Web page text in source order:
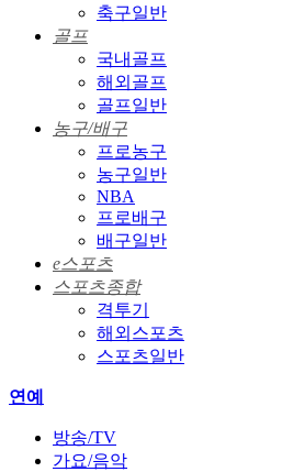
축구일반
골프
국내골프
해외골프
골프일반
농구/배구
프로농구
농구일반
NBA
프로배구
배구일반
e스포츠
스포츠종합
격투기
해외스포츠
스포츠일반
연예
방송/TV
가요/음악